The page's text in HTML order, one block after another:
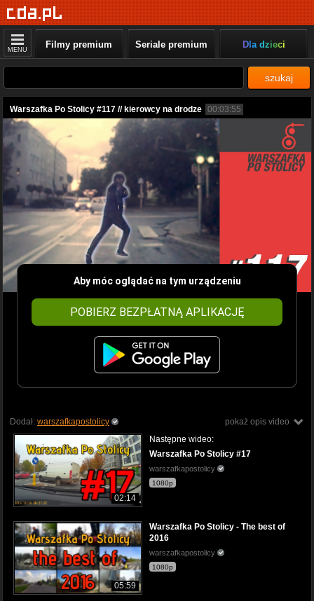
MENU Filmy premium Seriale premium Dla dzieci
szukaj
Warszafka Po Stolicy #117 // kierowcy na drodze 00:03:55
Aby móc oglądać na tym urządzeniu
POBIERZ BEZPŁATNĄ APLIKACJĘ
pokaż opis video
Dodał: warszafkapostolicy
02:14
Następne wideo:
Warszafka Po Stolicy #17
warszafkapostolicy
1080p
05:59
Warszafka Po Stolicy - The best of
2016
warszafkapostolicy
1080p